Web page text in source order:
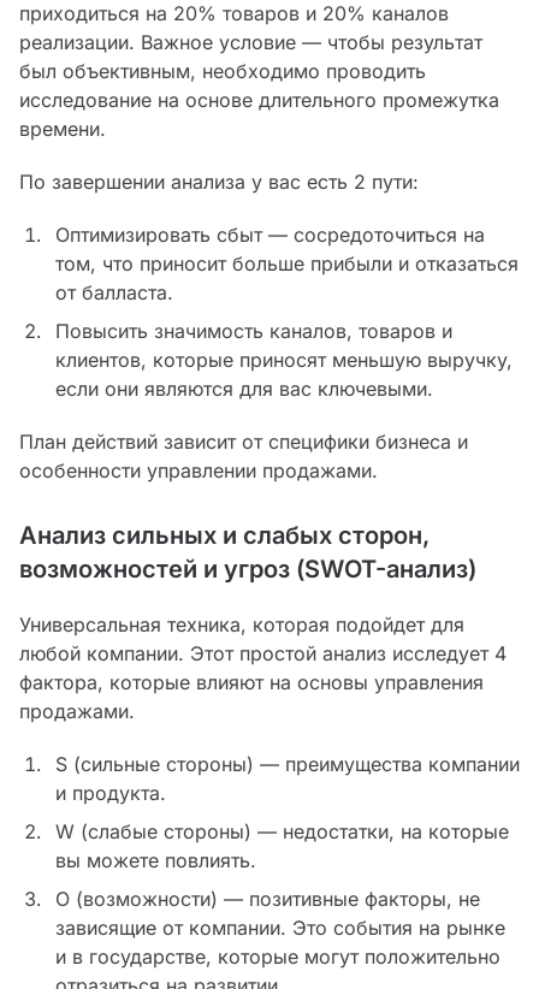
приходиться на 20% товаров и 20% каналов
реализации. Важное условие — чтобы результат
был объективным, необходимо проводить
исследование на основе длительного промежутка
времени.
По завершении анализа у вас есть 2 пути:
Оптимизировать сбыт — сосредоточиться на
том, что приносит больше прибыли и отказаться
от балласта.
Повысить значимость каналов, товаров и
клиентов, которые приносят меньшую выручку,
если они являются для вас ключевыми.
План действий зависит от специфики бизнеса и
особенности управлении продажами.
Анализ сильных и слабых сторон,
возможностей и угроз (SWOT-анализ)
Универсальная техника, которая подойдет для
любой компании. Этот простой анализ исследует 4
фактора, которые влияют на основы управления
продажами.
S (сильные стороны) — преимущества компании
и продукта.
W (слабые стороны) — недостатки, на которые
вы можете повлиять.
O (возможности) — позитивные факторы, не
зависящие от компании. Это события на рынке
и в государстве, которые могут положительно